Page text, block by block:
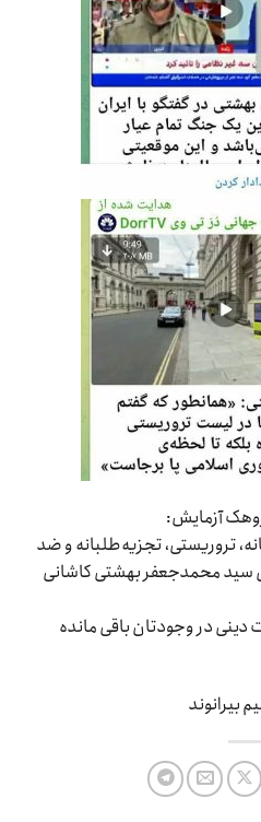
آزمایش:
تروریستی، تجزیه‌طلبانه و ضد
سید محمدجعفر بهشتی کاشانی
دینی در وجودتان باقی مانده
بیرانوند